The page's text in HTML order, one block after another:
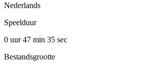
Nederlands
Speelduur
0 uur 47 min 35 sec
Bestandsgrootte